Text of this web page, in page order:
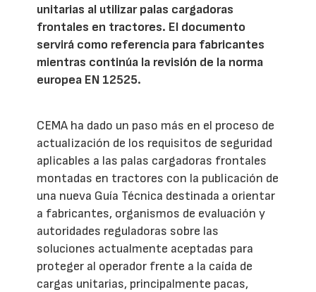
unitarias al utilizar palas cargadoras
frontales en tractores. El documento
servirá como referencia para fabricantes
mientras continúa la revisión de la norma
europea EN 12525.
CEMA ha dado un paso más en el proceso de
actualización de los requisitos de seguridad
aplicables a las palas cargadoras frontales
montadas en tractores con la publicación de
una nueva Guía Técnica destinada a orientar
a fabricantes, organismos de evaluación y
autoridades reguladoras sobre las
soluciones actualmente aceptadas para
proteger al operador frente a la caída de
cargas unitarias, principalmente pacas,